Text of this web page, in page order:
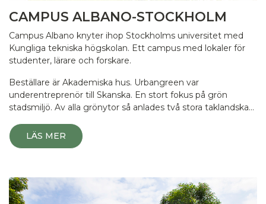
CAMPUS ALBANO-STOCKHOLM
Campus Albano knyter ihop Stockholms universitet med
Kungliga tekniska högskolan. Ett campus med lokaler för
studenter, lärare och forskare.
Beställare är Akademiska hus. Urbangreen var
underentreprenör till Skanska. En stort fokus på grön
stadsmiljö. Av alla grönytor så anlades två stora taklandska…
LÄS MER